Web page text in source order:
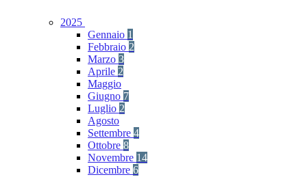
2025
Gennaio 1
Febbraio 2
Marzo 3
Aprile 2
Maggio
Giugno 7
Luglio 2
Agosto
Settembre 4
Ottobre 8
Novembre 14
Dicembre 6